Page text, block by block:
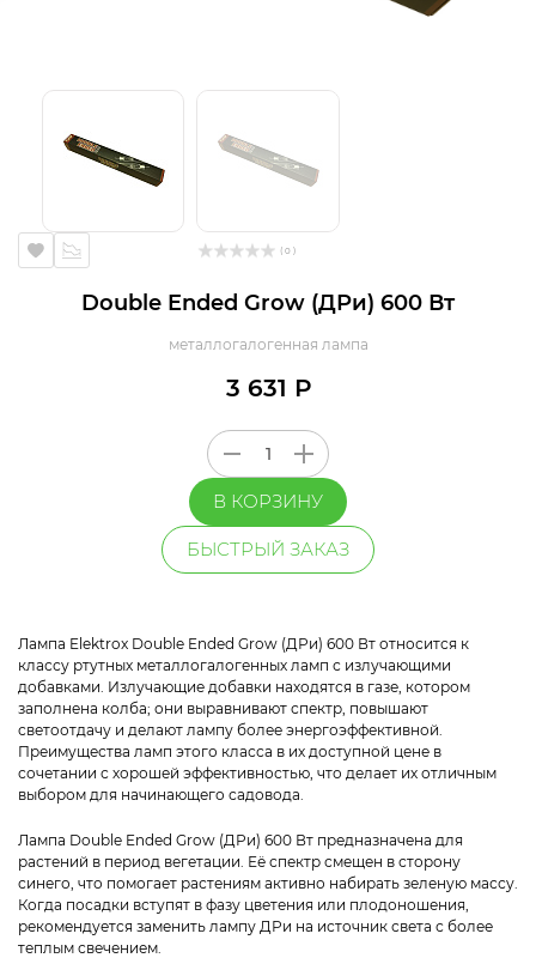
( 0 )
Double Ended Grow (ДРи) 600 Вт
металлогалогенная лампа
3 631 Р
В КОРЗИНУ
БЫСТРЫЙ ЗАКАЗ
Лампа Elektrox Double Ended Grow (ДРи) 600 Вт относится к
классу ртутных металлогалогенных ламп с излучающими
добавками. Излучающие добавки находятся в газе, котором
заполнена колба; они выравнивают спектр, повышают
светоотдачу и делают лампу более энергоэффективной.
Преимущества ламп этого класса в их доступной цене в
сочетании с хорошей эффективностью, что делает их отличным
выбором для начинающего садовода.
Лампа Double Ended Grow (ДРи) 600 Вт предназначена для
растений в период вегетации. Её спектр смещен в сторону
синего, что помогает растениям активно набирать зеленую массу.
Когда посадки вступят в фазу цветения или плодоношения,
рекомендуется заменить лампу ДРи на источник света с более
теплым свечением.